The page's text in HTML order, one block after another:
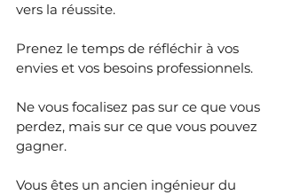
vers la réussite.
Prenez le temps de réfléchir à vos
envies et vos besoins professionnels.
Ne vous focalisez pas sur ce que vous
perdez, mais sur ce que vous pouvez
gagner.
Vous êtes un ancien ingénieur du